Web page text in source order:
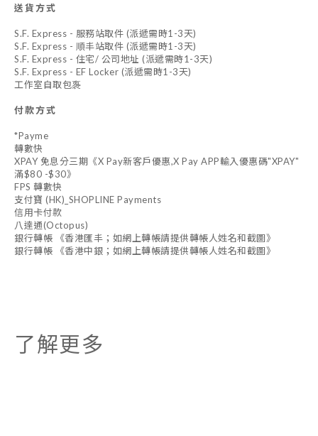
送貨方式
S.F. Express - 服務站取件 (派遞需時1-3天)
S.F. Express - 順丰站取件 (派遞需時1-3天)
S.F. Express - 住宅/ 公司地址 (派遞需時1-3天)
S.F. Express - EF Locker (派遞需時1-3天)
工作室自取包褢
付款方式
*Payme
轉數快
XPAY 免息分三期《X Pay新客戶優惠,X Pay APP輸入優惠碼"XPAY"
滿$80 -$30》
FPS 轉數快
支付寶 (HK)_SHOPLINE Payments
信用卡付款
八達通(Octopus)
銀行轉帳 《香港匯丰；如網上轉帳請提供轉帳人姓名和截圖》
銀行轉帳 《香港中銀；如網上轉帳請提供轉帳人姓名和截圖》
了解更多